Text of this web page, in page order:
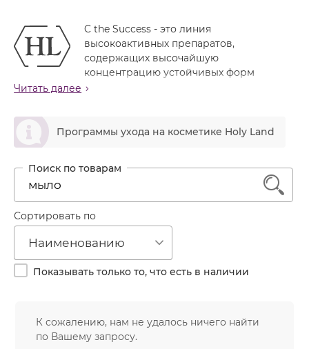
Крем солнцезащитный
Крем тональный
Мусс
Мыло
Набор косметики
Пилинг
Пудра
Шампунь
Заживление
Лечение акне
Обновление кожи
Очищение
Против морщин
Увлажнение
Канада
Россия
C the Success - это линия
высокоактивных препаратов,
содержащих высочайшую
концентрацию устойчивых форм
витамина С (L-аскорбиновая кислота, аскорбил
увлажняющие, питательные и регенерирующие
компоненты природного происхождения.
Витамин С
водорастворимый витамин, один из наиболее
важных для организма человека. Витамин С играет
красоты кожи, участвуя во многих сторонах ее
функционирования:
обладает антисептическим и
противовоспалительным действием
ускоряет регенерацию тканей и заживление
природным антиоксидантом
предохраняет от окисления целый ряд
Читать далее
ဆ Программы ухода на косметике Holy Land
1
Сортировать по
Наименованию
Показывать только то, что есть в наличии
К сожалению, нам не удалось ничего найти
по Вашему запросу.